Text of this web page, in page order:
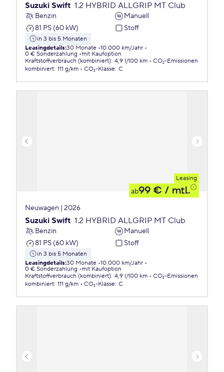
Suzuki Swift 1.2 HYBRID ALLGRIP MT Club
Benzin
Manuell
81 PS (60 kW)
Stoff
in 3 bis 5 Monaten
Leasingdetails:30 Monate 10.000 km/Jahr
0 € Sonderzahlung
mit Kaufoption
Kraftstoffverbrauch (kombiniert): 4,9 l/100 km
CO₂-Emissionen
kombiniert: 111 g/km CO₂-Klasse: C
Leasing
ab99 € / mtl.
Neuwagen | 2026
Suzuki Swift 1.2 HYBRID ALLGRIP MT Club
Benzin
Manuell
81 PS (60 kW)
Stoff
in 3 bis 5 Monaten
Leasingdetails:30 Monate 10.000 km/Jahr
0 € Sonderzahlung
mit Kaufoption
Kraftstoffverbrauch (kombiniert): 4,9 l/100 km
CO₂-Emissionen
kombiniert: 111 g/km CO₂-Klasse: C